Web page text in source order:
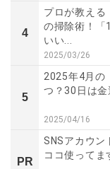
4
プロが教える
の掃除術！「
いい...
2025/03/26
5
2025年4月の
つ？30日は金
2025/04/16
PR
SNSアカウン
ココ使ってま